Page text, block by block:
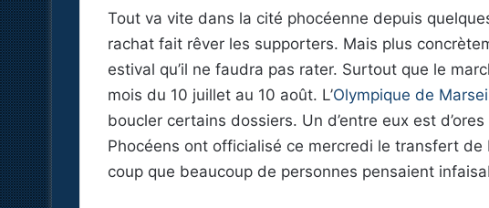
Tout va vite dans la cité phocéenne depuis
rachat fait rêver les supporters. Mais plus
estival qu’il ne faudra pas rater. Surtout que le
mois du 10 juillet au 10 août. L’Olympique de
boucler certains dossiers. Un d’entre eux est
Phocéens ont officialisé ce mercredi le transfert de
coup que beaucoup de personnes pensaient